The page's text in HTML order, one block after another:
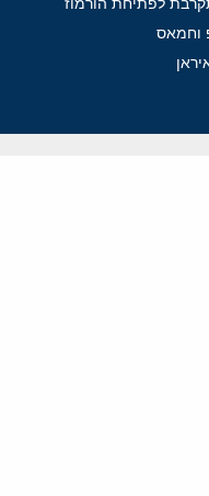
לפתיחת הורמוז
וחמאס